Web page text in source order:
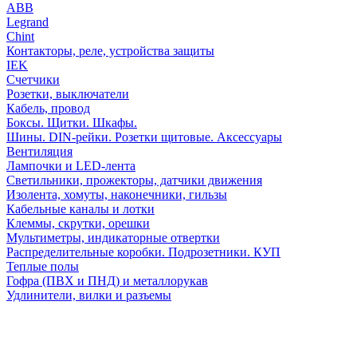
АВВ
Legrand
Chint
Контакторы, реле, устройства защиты
IEK
Счетчики
Розетки, выключатели
Кабель, провод
Боксы. Щитки. Шкафы.
Шины. DIN-рейки. Розетки щитовые. Аксессуары
Вентиляция
Лампочки и LED-лента
Светильники, прожекторы, датчики движения
Изолента, хомуты, наконечники, гильзы
Кабельные каналы и лотки
Клеммы, скрутки, орешки
Мультиметры, индикаторные отвертки
Распределительные коробки. Подрозетники. КУП
Теплые полы
Гофра (ПВХ и ПНД) и металлорукав
Удлинители, вилки и разъемы